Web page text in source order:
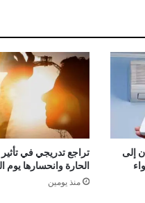
إلى
تراجع تدريجي في تأثير
الحارة وانحسارها يوم
منذ يومين